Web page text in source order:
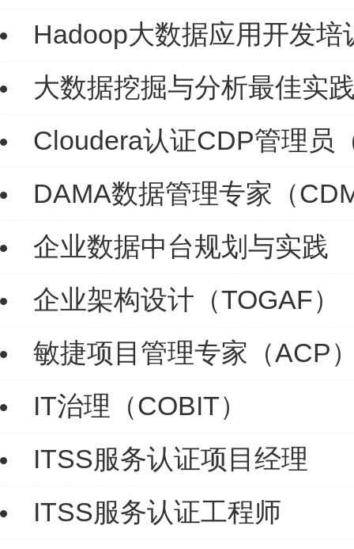
Hadoop大数据应用开发培
大数据挖掘与分析最佳实
Cloudera认证CDP管理员
DAMA数据管理专家（
企业数据中台规划与实践
企业架构设计（TOGAF）
敏捷项目管理专家（ACP
IT治理（COBIT）
ITSS服务认证项目经理
ITSS服务认证工程师